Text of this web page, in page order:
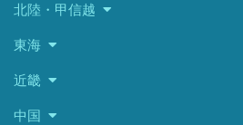
北陸・甲信越
東海
近畿
中国